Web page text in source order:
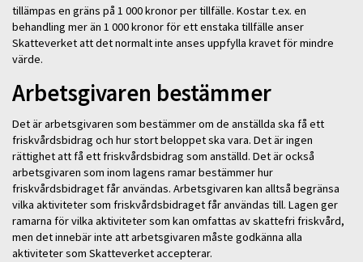
tillämpas en gräns på 1 000 kronor per tillfälle. Kostar t.ex. en
behandling mer än 1 000 kronor för ett enstaka tillfälle anser
Skatteverket att det normalt inte anses uppfylla kravet för mindre
värde.
Arbetsgivaren bestämmer
Det är arbetsgivaren som bestämmer om de anställda ska få ett
friskvårdsbidrag och hur stort beloppet ska vara. Det är ingen
rättighet att få ett friskvårdsbidrag som anställd. Det är också
arbetsgivaren som inom lagens ramar bestämmer hur
friskvårdsbidraget får användas. Arbetsgivaren kan alltså begränsa
vilka aktiviteter som friskvårdsbidraget får användas till. Lagen ger
ramarna för vilka aktiviteter som kan omfattas av skattefri friskvård,
men det innebär inte att arbetsgivaren måste godkänna alla
aktiviteter som Skatteverket accepterar.